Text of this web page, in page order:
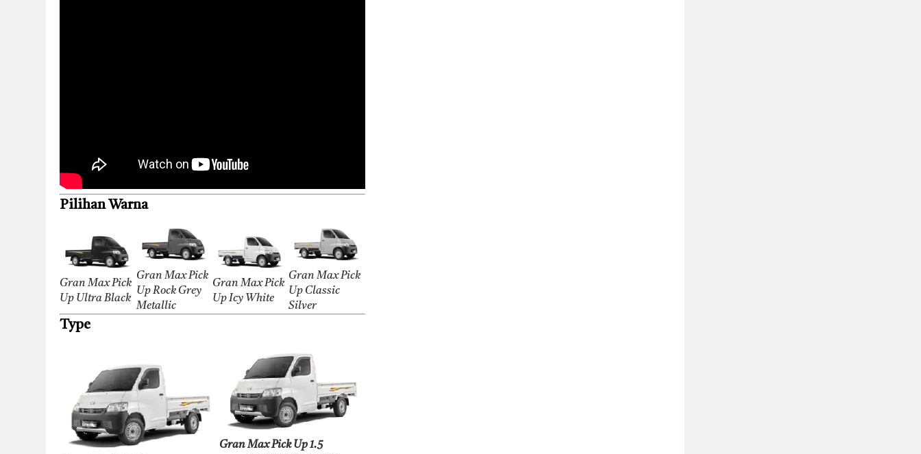
Pilihan Warna
Gran Max Pick
Up Ultra Black
Gran Max Pick
Up Rock Grey
Metallic
Gran Max Pick
Up Icy White
Gran Max Pick
Up Classic
Silver
Type
Gran Max Pick Up 1.5